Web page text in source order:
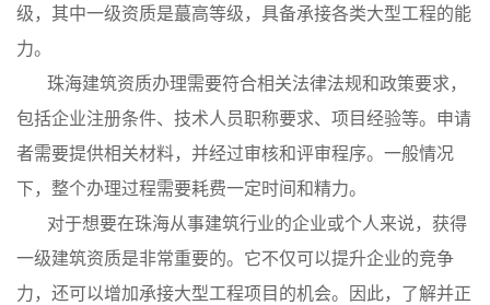
级，其中一级资质是蕞高等级，具备承接各类大型工程的能
力。
珠海建筑资质办理需要符合相关法律法规和政策要求，
包括企业注册条件、技术人员职称要求、项目经验等。申请
者需要提供相关材料，并经过审核和评审程序。一般情况
下，整个办理过程需要耗费一定时间和精力。
对于想要在珠海从事建筑行业的企业或个人来说，获得
一级建筑资质是非常重要的。它不仅可以提升企业的竞争
力，还可以增加承接大型工程项目的机会。因此，了解并正